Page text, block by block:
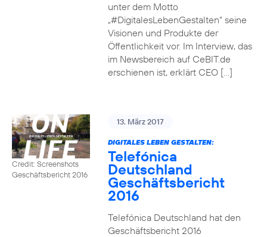
unter dem Motto
„#DigitalesLebenGestalten“ seine
Visionen und Produkte der
Öffentlichkeit vor. Im Interview, das
im Newsbereich auf CeBIT.de
erschienen ist, erklärt CEO […]
Credit: Screenshots
Geschäftsbericht 2016
13. März 2017
DIGITALES LEBEN GESTALTEN:
Telefónica
Deutschland
Geschäftsbericht
2016
Telefónica Deutschland hat den
Geschäftsbericht 2016